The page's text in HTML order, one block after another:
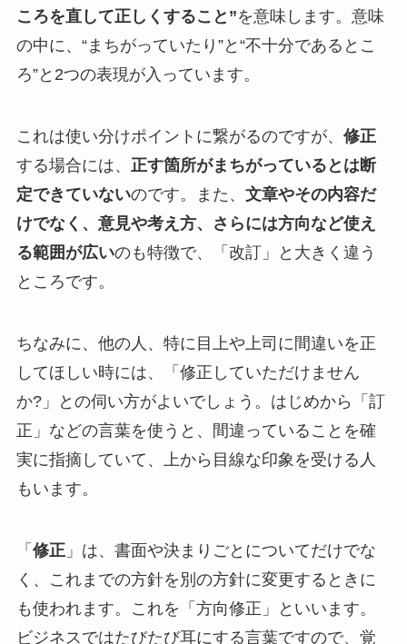
ころを直して正しくすること”を意味します。意味
の中に、“まちがっていたり”と“不十分であるとこ
ろ”と2つの表現が入っています。
これは使い分けポイントに繋がるのですが、 修正
する場合には、 正す箇所がまちがっているとは断
定できていないのです。また、 文章やその内容だ
けでなく、意見や考え方、さらには方向など使え
る範囲が広いのも特徴で、「改訂」と大きく違う
ところです。
ちなみに、他の人、特に目上や上司に間違いを正
してほしい時には、「修正していただけません
か?」との伺い方がよいでしょう。はじめから「訂
正」などの言葉を使うと、間違っていることを確
実に指摘していて、上から目線な印象を受ける人
もいます。
「 修正」は、書面や決まりごとについてだけでな
く、これまでの方針を別の方針に変更するときに
も使われます。これを「方向修正」といいます。
ビジネスではたびたび耳にする言葉ですので、覚